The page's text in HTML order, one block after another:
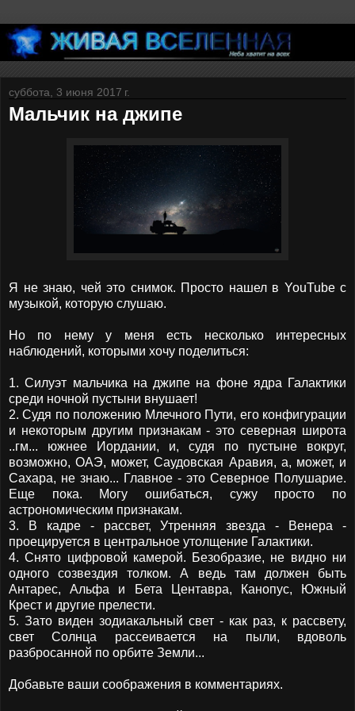
суббота, 3 июня 2017 г.
Мальчик на джипе
Я не знаю, чей это снимок. Просто нашел в YouTube с
музыкой, которую слушаю.
Но по нему у меня есть несколько интересных
наблюдений, которыми хочу поделиться:
1. Силуэт мальчика на джипе на фоне ядра Галактики
среди ночной пустыни внушает!
2. Судя по положению Млечного Пути, его конфигурации
и некоторым другим признакам - это северная широта
..гм... южнее Иордании, и, судя по пустыне вокруг,
возможно, ОАЭ, может, Саудовская Аравия, а, может, и
Сахара, не знаю... Главное - это Северное Полушарие.
Еще пока. Могу ошибаться, сужу просто по
астрономическим признакам.
3. В кадре - рассвет, Утренняя звезда - Венера -
проецируется в центральное утолщение Галактики.
4. Снято цифровой камерой. Безобразие, не видно ни
одного созвездия толком. А ведь там должен быть
Антарес, Альфа и Бета Центавра, Канопус, Южный
Крест и другие прелести.
5. Зато виден зодиакальный свет - как раз, к рассвету,
свет Солнца рассеивается на пыли, вдоволь
разбросанной по орбите Земли...
Добавьте ваши соображения в комментариях.